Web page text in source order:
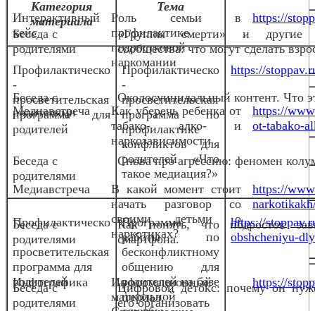
Интерактивный
кейс
Роль семьи в
профилактике
подростковой
наркомании
https://
Медиавстреча
Как уберечь ребенка от
табако- алко- и
наркозависимости
https://
ot-tabako-
Медиавстреча
В какой момент стоит
начать разговор со
своими детьми о
наркотиках?
https://
Инфографика
Информационный
материал.
https://
Беседа с
родителями
«Группы смерти» и другие
сообщества: что могут сделать
Беседа с
родителями
Околосуицидальный контент. Что
Беседа с
родителями
Снова про агрессию: феномен
Беседа с
родителями
Как понять, что подросток
смартфона.
Беседа с
родителями
Цифровой детокс: почему он
его организовать
Категория
материала
Тема
Профилактическо
-
просветительская
программа для
родителей
Профилактическо
-
просветительская
программа по
профилактике
конфликтов для
родителей «Что
такое медиация?»
https://
Профилактическо
-
просветительская
программа для
родителей
Программа
работы по
бесконфликтному
общению для
родителей на базе
школьной
https://
obshcheniyu-